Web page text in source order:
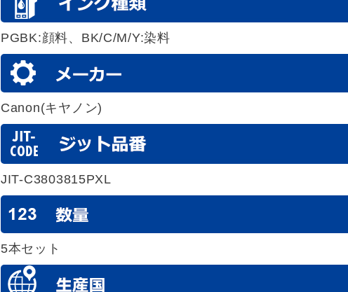
PGBK:顔料、BK/C/M/Y:染料
Canon(キヤノン)
JIT-C3803815PXL
5本セット